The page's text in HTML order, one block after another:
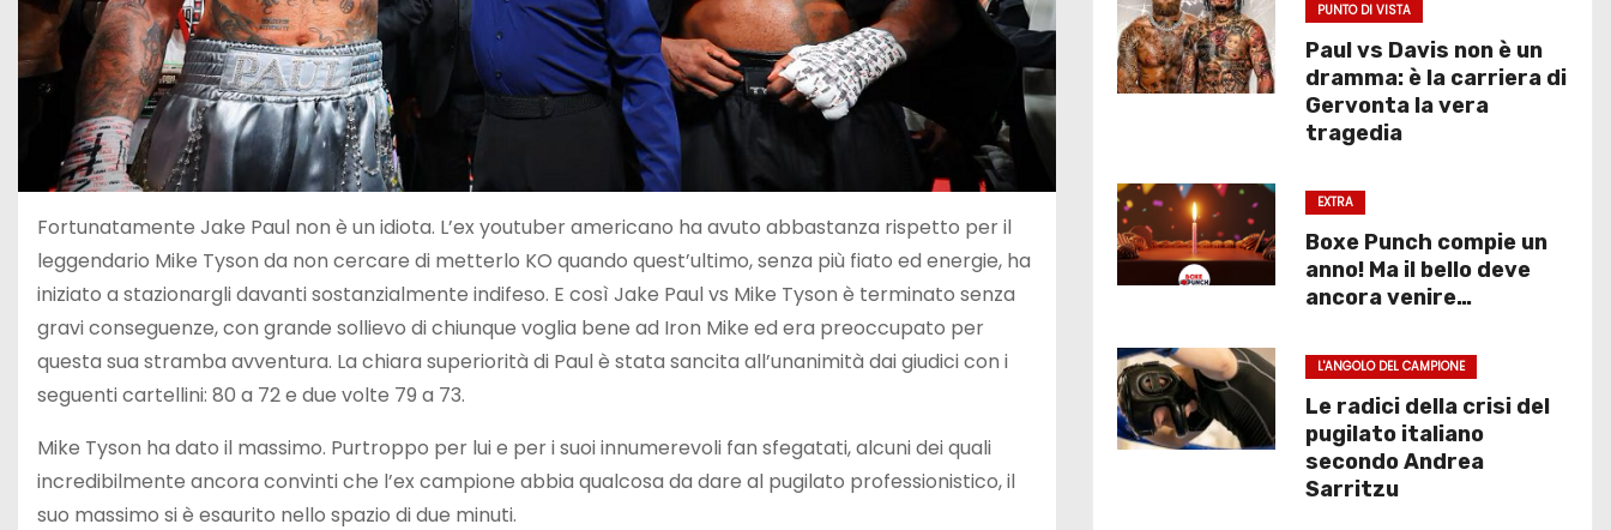
Fortunatamente Jake Paul non è un idiota. L’ex youtuber americano ha avuto abbastanza rispetto per il
leggendario Mike Tyson da non cercare di metterlo KO quando quest’ultimo, senza più fiato ed energie, ha
iniziato a stazionargli davanti sostanzialmente indifeso. E così Jake Paul vs Mike Tyson è terminato senza
gravi conseguenze, con grande sollievo di chiunque voglia bene ad Iron Mike ed era preoccupato per
questa sua stramba avventura. La chiara superiorità di Paul è stata sancita all’unanimità dai giudici con i
seguenti cartellini: 80 a 72 e due volte 79 a 73.
Mike Tyson ha dato il massimo. Purtroppo per lui e per i suoi innumerevoli fan sfegatati, alcuni dei quali
incredibilmente ancora convinti che l’ex campione abbia qualcosa da dare al pugilato professionistico, il
suo massimo si è esaurito nello spazio di due minuti.
PUNTO DI VISTA
Paul vs Davis non è un
dramma: è la carriera di
Gervonta la vera
tragedia
EXTRA
Boxe Punch compie un
anno! Ma il bello deve
ancora venire…
L'ANGOLO DEL CAMPIONE
Le radici della crisi del
pugilato italiano
secondo Andrea
Sarritzu